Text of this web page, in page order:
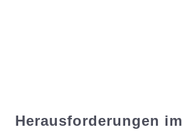
Herausforderungen im